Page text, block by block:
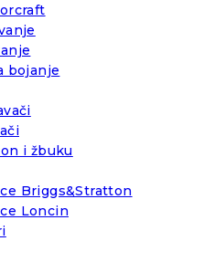
bojanje
i žbuku
Briggs&Stratton
Loncin